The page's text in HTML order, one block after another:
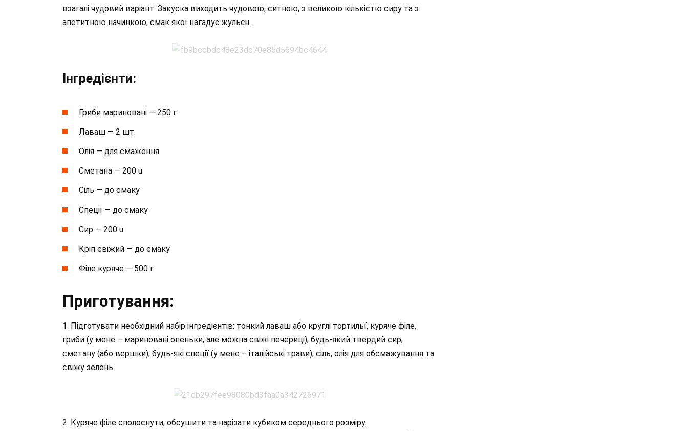
взагалі чудовий варіант. Закуска виходить чудовою, ситною, з великою кількістю сиру та з
апетитною начинкою, смак якої нагадує жульєн.
Інгредієнти:
Гриби мариновані — 250 г
Лаваш — 2 шт.
Олія — для смаження
Сметана — 200 u
Сіль — до смаку
Спеції — до смаку
Сир — 200 u
Кріп свіжий — до смаку
Філе куряче — 500 г
Приготування:
1. Підготувати необхідний набір інгредієнтів: тонкий лаваш або круглі тортильї, куряче філе,
гриби (у мене – мариновані опеньки, але можна свіжі печериці), будь-який твердий сир,
сметану (або вершки), будь-які спеції (у мене – італійські трави), сіль, олія для обсмажування та
свіжу зелень.
2. Куряче філе сполоснути, обсушити та нарізати кубиком середнього розміру.